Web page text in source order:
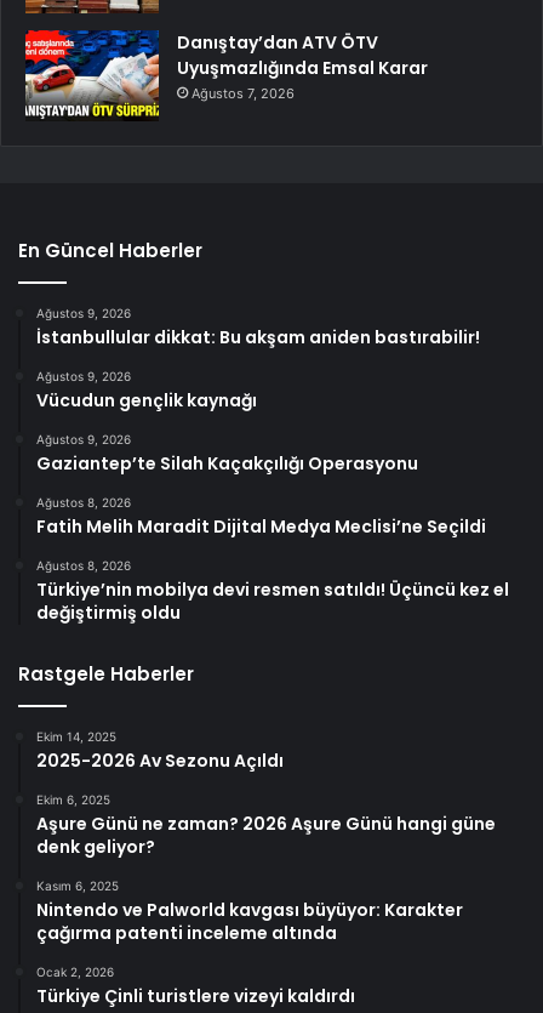
Danıştay’dan ATV ÖTV
Uyuşmazlığında Emsal Karar
Ağustos 7, 2026
En Güncel Haberler
Ağustos 9, 2026
İstanbullular dikkat: Bu akşam aniden bastırabilir!
Ağustos 9, 2026
Vücudun gençlik kaynağı
Ağustos 9, 2026
Gaziantep’te Silah Kaçakçılığı Operasyonu
Ağustos 8, 2026
Fatih Melih Maradit Dijital Medya Meclisi’ne Seçildi
Ağustos 8, 2026
Türkiye’nin mobilya devi resmen satıldı! Üçüncü kez el
değiştirmiş oldu
Rastgele Haberler
Ekim 14, 2025
2025-2026 Av Sezonu Açıldı
Ekim 6, 2025
Aşure Günü ne zaman? 2026 Aşure Günü hangi güne
denk geliyor?
Kasım 6, 2025
Nintendo ve Palworld kavgası büyüyor: Karakter
çağırma patenti inceleme altında
Ocak 2, 2026
Türkiye Çinli turistlere vizeyi kaldırdı